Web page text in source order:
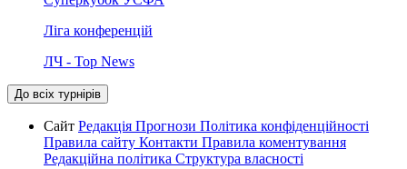
Ліга конференцій
ЛЧ - Top News
До всіх турнірів
Сайт Редакція Прогнози Політика конфіденційності
Правила сайту Контакти Правила коментування
Редакційна політика Структура власності